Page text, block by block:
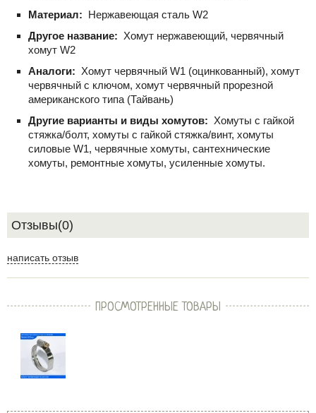
Материал: Нержавеющая сталь W2
Другое название: Хомут нержавеющий, червячный
хомут W2
Аналоги: Хомут червячный W1 (оцинкованный), хомут
червячный с ключом, хомут червячный прорезной
американского типа (Тайвань)
Другие варианты и виды хомутов: Хомуты с гайкой
стяжка/болт, хомуты с гайкой стяжка/винт, хомуты
силовые W1, червячные хомуты, сантехнические
хомуты, ремонтные хомуты, усиленные хомуты.
Отзывы(0)
написать отзыв
ПРОСМОТРЕННЫЕ ТОВАРЫ